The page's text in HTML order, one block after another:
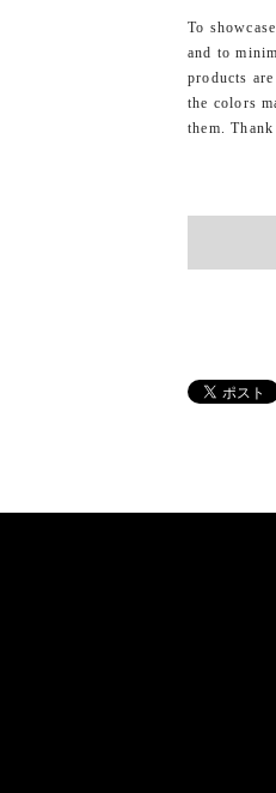
To
and to
products
the colors
them.